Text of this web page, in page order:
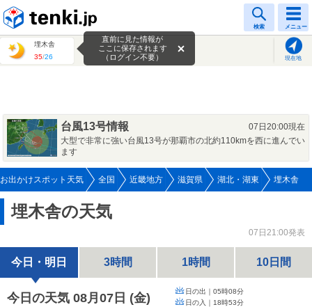
検索 メニュー
埋木舎
35/26 現在地
直前に見た情報が
ここに保存されます
（ログイン不要）
台風13号情報
07日20:00現在
大型で非常に強い台風13号が那覇市の北約110kmを西に進んでい
ます
お出かけスポット天気 全国 近畿地方 滋賀県 湖北・湖東 埋木舎
埋木舎の天気
07日21:00発表
今日・明日 3時間 1時間 10日間
今日の天気 08月07日 (金) 日の出｜ 05時08分
日の入｜ 18時53分